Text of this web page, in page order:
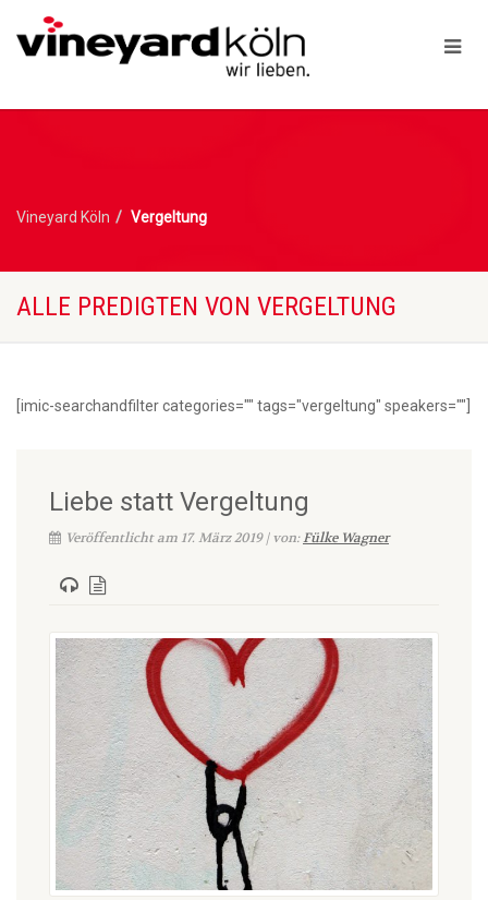
Vineyard Köln Vergeltung
ALLE PREDIGTEN VON VERGELTUNG
[imic-searchandfilter categories="" tags="vergeltung" speakers=""]
Liebe statt Vergeltung
Veröffentlicht am 17. März 2019 | von:Fülke Wagner